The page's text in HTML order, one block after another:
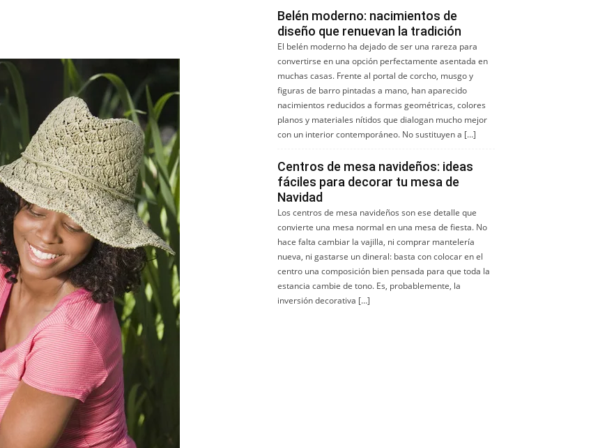
Belén moderno: nacimientos de
diseño que renuevan la tradición
El belén moderno ha dejado de ser una rareza para
convertirse en una opción perfectamente asentada en
muchas casas. Frente al portal de corcho, musgo y
figuras de barro pintadas a mano, han aparecido
nacimientos reducidos a formas geométricas, colores
planos y materiales nítidos que dialogan mucho mejor
con un interior contemporáneo. No sustituyen a […]
Centros de mesa navideños: ideas
fáciles para decorar tu mesa de
Navidad
Los centros de mesa navideños son ese detalle que
convierte una mesa normal en una mesa de fiesta. No
hace falta cambiar la vajilla, ni comprar mantelería
nueva, ni gastarse un dineral: basta con colocar en el
centro una composición bien pensada para que toda la
estancia cambie de tono. Es, probablemente, la
inversión decorativa […]